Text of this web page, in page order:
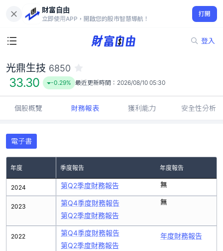
財富自由
立即使用APP，開啟您的股市智慧導航！
打開
登入
33.30
-0.29%
光鼎生技 6850
33.30 -0.29% 最近更新時間： 2026/08/10 05:30
個股概覽 財務報表 獲利能力 安全性分析
電子書
年度 季度報告 年度報告
2024
2023
2022
第Q2季度財務報告 無
第Q4季度財務報告
第Q2季度財務報告
無
第Q4季度財務報告
第Q2季度財務報告
年度財務報告